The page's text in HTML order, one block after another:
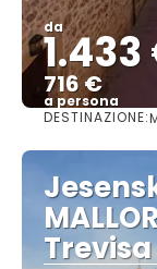
da
716 €
a persona
DESTINAZIONE:
Trevisa